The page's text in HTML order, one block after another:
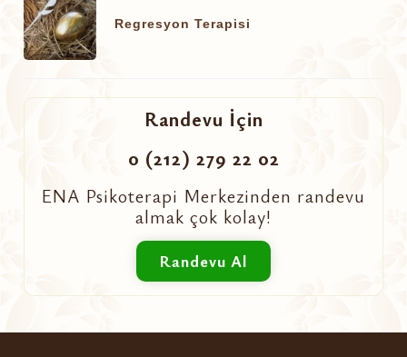
Regresyon Terapisi
Randevu İçin
0 (212) 279 22 02
ENA Psikoterapi Merkezinden randevu
almak çok kolay!
Randevu Al